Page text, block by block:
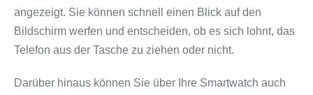
angezeigt. Sie können schnell einen Blick auf den
Bildschirm werfen und entscheiden, ob es sich lohnt, das
Telefon aus der Tasche zu ziehen oder nicht.
Darüber hinaus können Sie über Ihre Smartwatch auch